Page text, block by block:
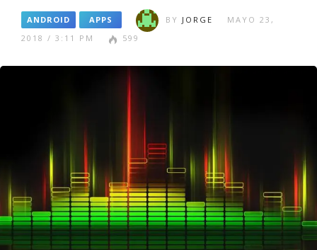
ANDROID APPS BY JORGE
MAYO 23,
2018 / 3:11 PM
599